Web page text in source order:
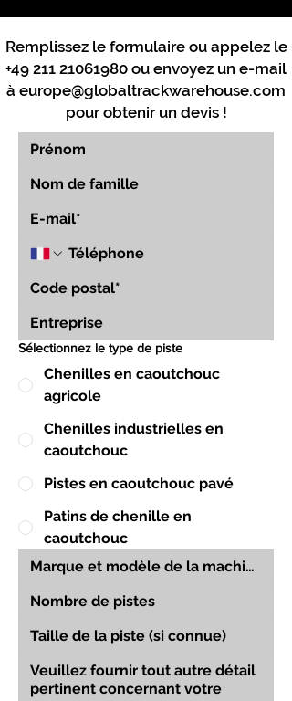
Remplissez le formulaire ou appelez le
+49 211 21061980 ou envoyez un e-mail
à europe@globaltrackwarehouse.com
pour obtenir un devis !
Sélectionnez le type de piste
Chenilles en caoutchouc
agricole
Chenilles industrielles en
caoutchouc
Pistes en caoutchouc pavé
Patins de chenille en
caoutchouc